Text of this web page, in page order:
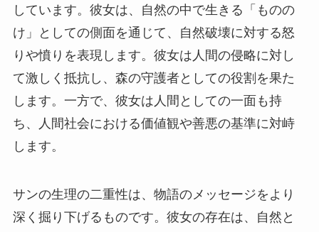
しています。彼女は、自然の中で生きる「ものの
け」としての側面を通じて、自然破壊に対する怒
りや憤りを表現します。彼女は人間の侵略に対し
て激しく抵抗し、森の守護者としての役割を果た
します。一方で、彼女は人間としての一面も持
ち、人間社会における価値観や善悪の基準に対峙
します。
サンの生理の二重性は、物語のメッセージをより
深く掘り下げるものです。彼女の存在は、自然と